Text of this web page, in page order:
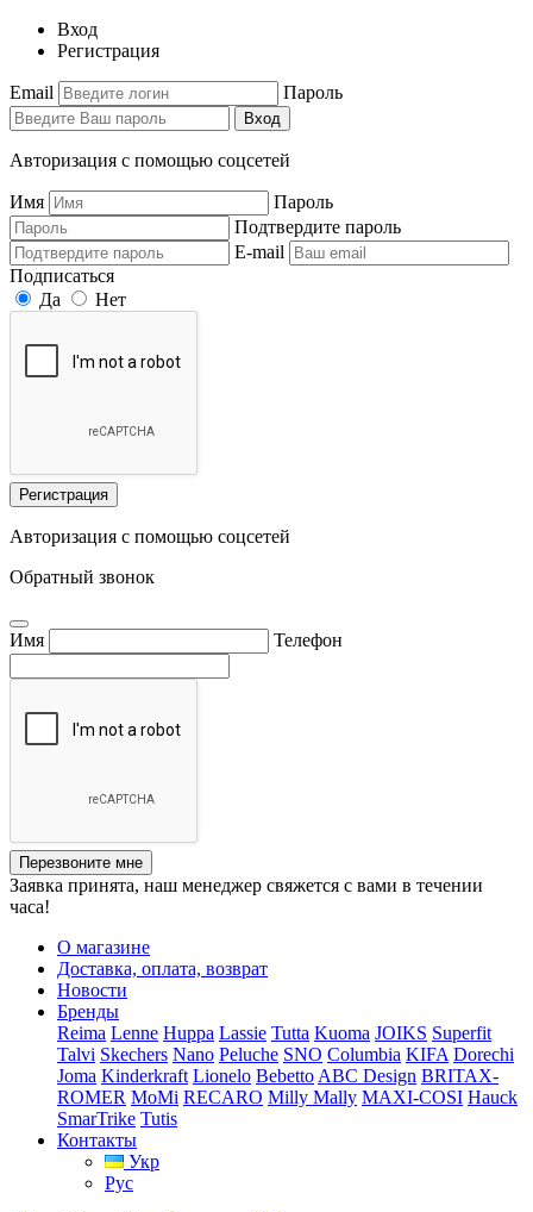
Вход
Регистрация
Email Пароль
Вход
Авторизация с помощью соцсетей
Имя
Пароль
Подтвердите пароль
E-mail
Подписаться
Да
Нет
Регистрация
Авторизация с помощью соцсетей
Обратный звонок
Имя Телефон
Перезвоните мне
Заявка принята, наш менеджер свяжется с вами в течении
часа!
О магазине
Доставка, оплата, возврат
Новости
Бренды
Reima Lenne Huppa Lassie Tutta Kuoma JOIKS Superfit
Talvi Skechers Nano Peluche SNO Columbia KIFA Dorechi
Joma Kinderkraft Lionelo Bebetto ABC Design BRITAX-
ROMER MoMi RECARO Milly Mally MAXI-COSI Hauck
SmarTrike Tutis
Контакты
Укр
Рус